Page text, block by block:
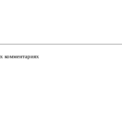
комментариях